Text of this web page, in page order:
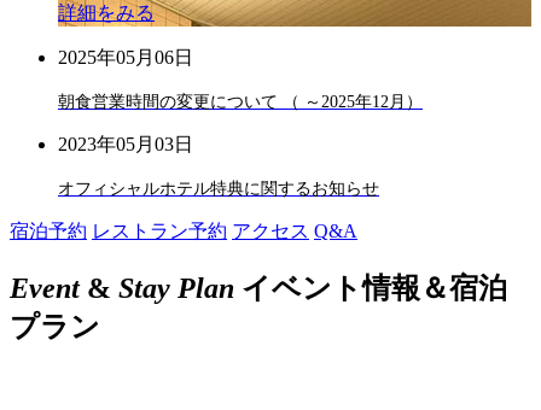
詳細をみる
2025年05月06日
朝食営業時間の変更について （ ～2025年12月）
2023年05月03日
オフィシャルホテル特典に関するお知らせ
宿泊予約 レストラン予約 アクセス Q&A
Event& Stay Plan イベント情報＆宿泊
プラン